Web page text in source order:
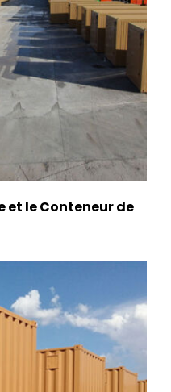
et le Conteneur de